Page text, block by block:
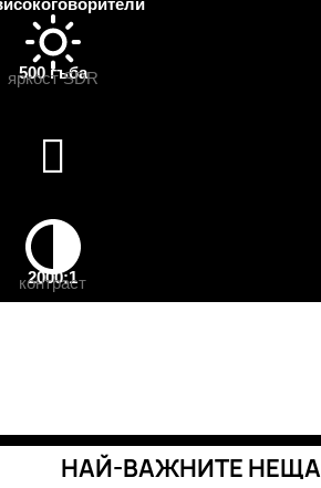
500 гъба
яркост SDR
2000:1
контраст
НАЙ-ВАЖНИТЕ НЕЩА